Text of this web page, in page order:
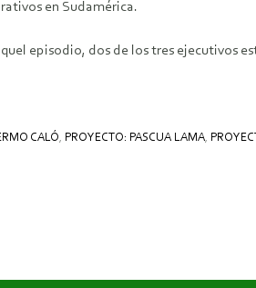
en Sudamérica.
episodio, dos de los tres ejecutivos
CALÓ, PROYECTO: PASCUA LAMA,